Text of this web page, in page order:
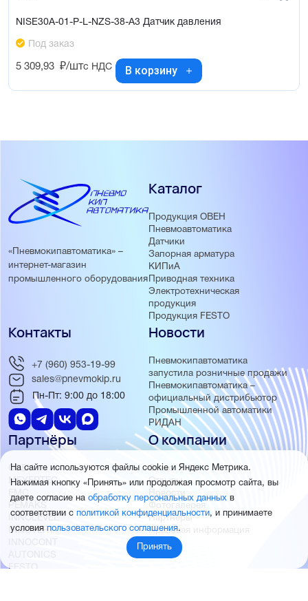
NISE30A-01-P-L-NZS-38-A3 Датчик давления
Под заказ
5 309,93 ₽/штс НДС В корзину
«Пневмокипавтоматика» –
интернет-магазин
промышленного оборудования
Каталог
Продукция ОВЕН
Пневмоавтоматика
Датчики
Запорная арматура
КИПиА
Приводная техника
Электротехническая
продукция
Продукция FESTO
Новости
Пневмокипавтоматика
запустила розничные продажи
Пневмокипавтоматика –
официальный дистрибьютор
Промышленной автоматики
РИДАН
Партнёры
ОВЕН
MEYERTEC
EMC
PEMAKS
INNOLEVEL
INNOVERT
INNOCONT
AUTONICS
FESTO
О компании
О нас
Отзывы
Новости
Фотогалерея
Партнёры
Правовая информация
Контакты
+7 (960) 953-19-99
sales@pnevmokip.ru
Пн-Пт: 9:00 до 18:00
На сайте используются файлы cookie и Яндекс Метрика.
Нажимая кнопку «Принять» или продолжая просмотр сайта, вы
даете согласие на обработку персональных данных в
соответствии с политикой конфиденциальности, и принимаете
условияпользовательского соглашения.
Принять